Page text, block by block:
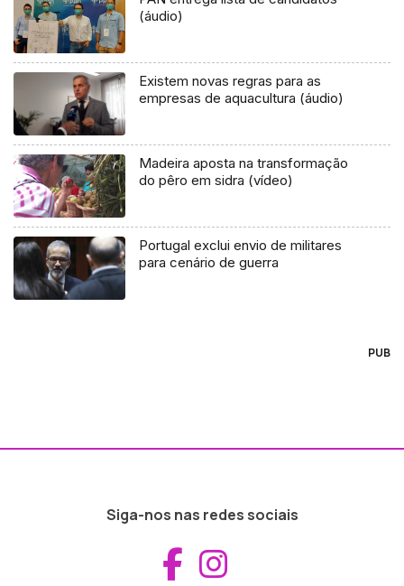
(áudio)
Existem novas regras para as
empresas de aquacultura (áudio)
Madeira aposta na transformação
do pêro em sidra (vídeo)
Portugal exclui envio de militares
para cenário de guerra
PUB
Siga-nos nas redes sociais
Aceder ao